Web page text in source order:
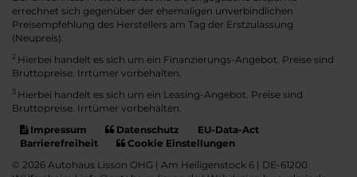
errechnet sich gegenüber der ehemaligen unverbindlichen
Preisempfehlung des Herstellers am Tag der Erstzulassung
(Neupreis).
2 Hierbei handelt es sich um ein Finanzierungs-Angebot. Preise sind
Bruttopreise. Irrtümer vorbehalten.
3 Hierbei handelt es sich um ein Leasing-Angebot. Preise sind
Bruttopreise. Irrtümer vorbehalten.
Impressum
Datenschutz
EU-Data-Act
Barrierefreiheit
Cookie Einstellungen
© 2026 Autohaus Lisson OHG | Am Heiligenstock 6 | DE-61200